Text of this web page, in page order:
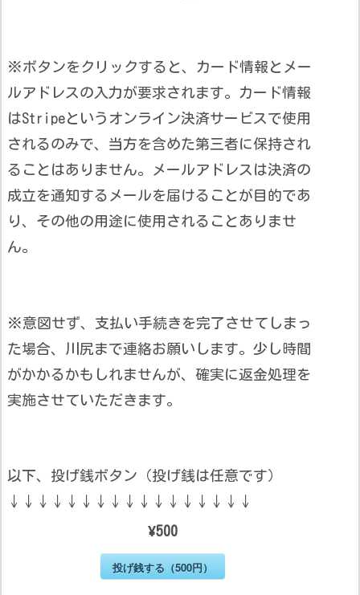
※ボタンをクリックすると、カード情報とメー
ルアドレスの入力が要求されます。カード情報
はStripeというオンライン決済サービスで使用
されるのみで、当方を含めた第三者に保持され
ることはありません。メールアドレスは決済の
成立を通知するメールを届けることが目的であ
り、その他の用途に使用されることありませ
ん。
※意図せず、支払い手続きを完了させてしまっ
た場合、川尻まで連絡お願いします。少し時間
がかかるかもしれませんが、確実に返金処理を
実施させていただきます。
以下、投げ銭ボタン（投げ銭は任意です）
↓↓↓↓↓↓↓↓↓↓↓↓↓↓↓↓↓
¥500
投げ銭する（500円）